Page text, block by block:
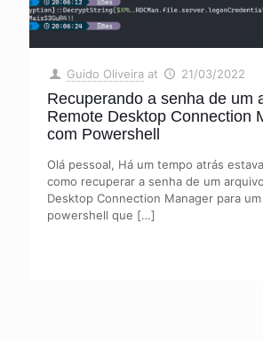
Guido Oliveira at 21/03/2022
Recuperando a senha de um
Remote Desktop Connection
com Powershell
Olá pessoal, Há um tempo atrás
como recuperar a senha de um
Desktop Connection Manager para
powershell que […]